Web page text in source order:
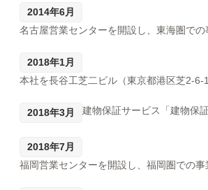
2014年6月
名古屋営業センターを開設し、東海圏での
2018年1月
本社を長谷工芝二ビル（東京都港区芝2-6-1
2018年3月 建物保証サービス「建物保証
2018年7月
福岡営業センターを開設し、福岡圏での事